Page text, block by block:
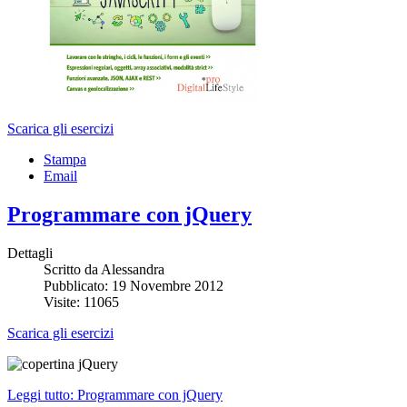
Scarica gli esercizi
Stampa
Email
Programmare con jQuery
Dettagli
Scritto da Alessandra
Pubblicato: 19 Novembre 2012
Visite: 11065
Scarica gli esercizi
Leggi tutto: Programmare con jQuery